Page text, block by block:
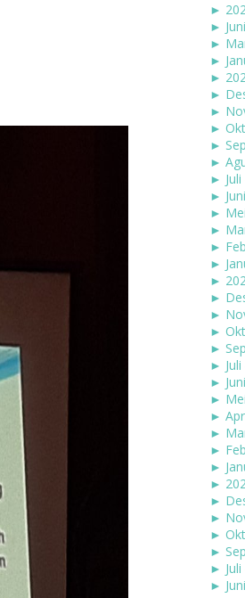
►
► Juni
►
►
►
►
►
►
►
►
► Juli
► Juni
► Mei
►
►
►
►
►
►
►
►
► Juli
► Juni
► Mei
►
►
►
►
►
►
►
►
►
► Juli
► Juni